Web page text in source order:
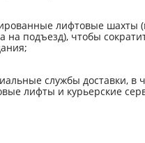
лифтовые шахты
на подъезд), чтобы
службы доставки, в
лифты и курьерские